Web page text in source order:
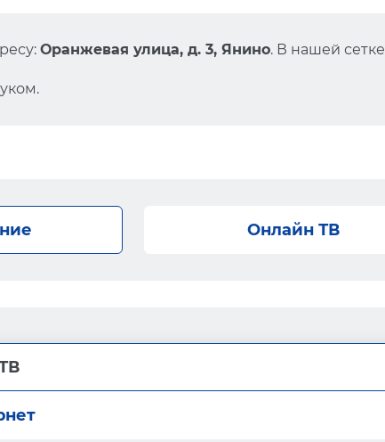
Оранжевая улица, д. 3, Янино. В нашей сетке
Онлайн ТВ